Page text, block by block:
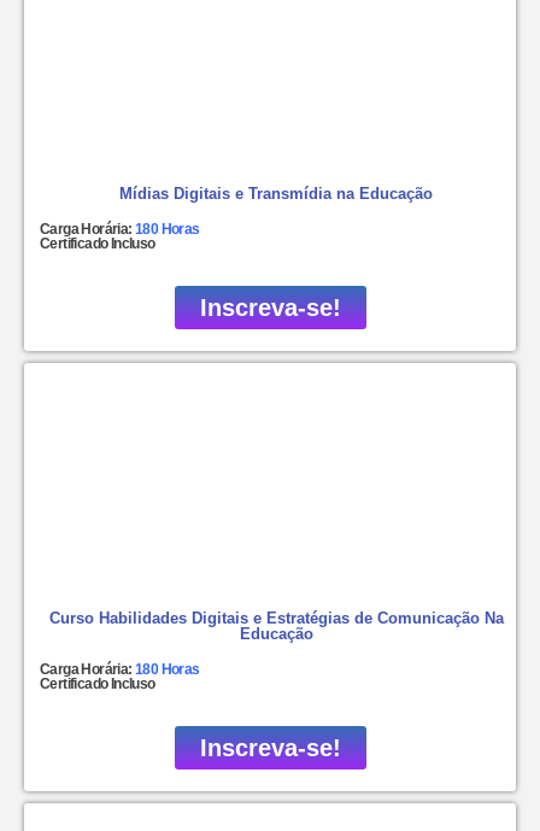
Mídias Digitais e Transmídia na Educação
Carga Horária:180 Horas
Certificado Incluso
Inscreva-se!
Curso Habilidades Digitais e Estratégias de Comunicação Na
Educação
Carga Horária:180 Horas
Certificado Incluso
Inscreva-se!